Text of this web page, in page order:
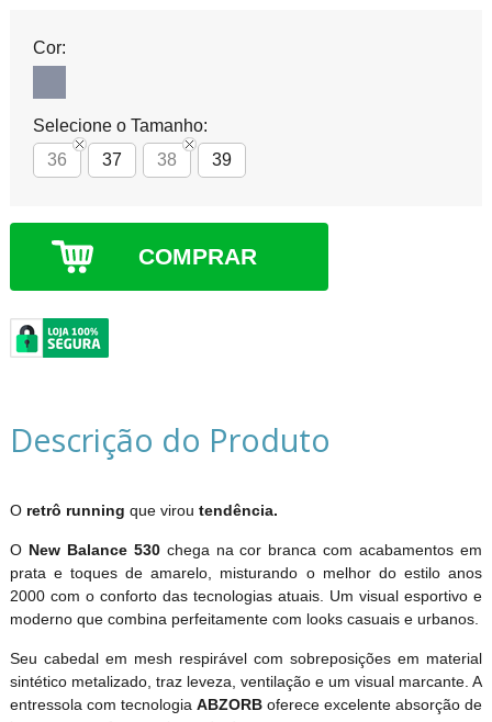
Cor:
Selecione o Tamanho:
36
37 38 39
COMPRAR
Descrição do Produto
O retrô running que virou tendência.
O New Balance 530chega na cor branca com acabamentos em
prata e toques de amarelo, misturando o melhor do estilo anos
2000 com o conforto das tecnologias atuais. Um visual esportivo e
moderno que combina perfeitamente com looks casuais e urbanos.
Seu cabedal em mesh respirável com sobreposições em material
sintético metalizado, traz leveza, ventilação e um visual marcante. A
entressola com tecnologia ABZORB oferece excelente absorção de